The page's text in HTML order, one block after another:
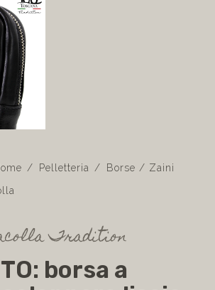
Pelletteria
Borse / Zaini
Tradition
borsa a